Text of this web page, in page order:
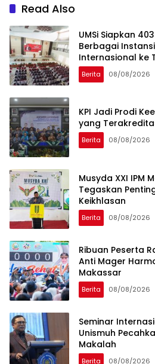
Read Also
UMSi Siapkan
Berbagai
Internasional ke
Berita 08/08/2026
KPI Jadi Prodi
yang
Berita 08/08/2026
Musyda XXI IPM
Tegaskan
Keikhlasan
Berita 08/08/2026
Ribuan Peserta
Anti Mager
Makassar
Berita 08/08/2026
Seminar
Unismuh
Makalah
Berita 08/08/2026